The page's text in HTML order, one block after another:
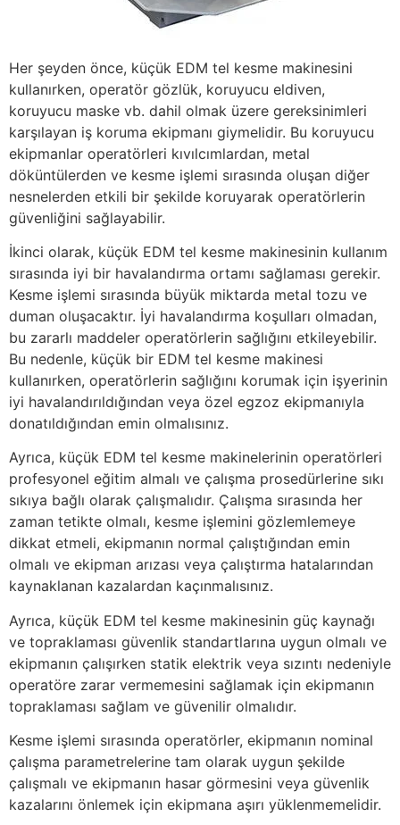
Her şeyden önce, küçük EDM tel kesme makinesini
kullanırken, operatör gözlük, koruyucu eldiven,
koruyucu maske vb. dahil olmak üzere gereksinimleri
karşılayan iş koruma ekipmanı giymelidir. Bu koruyucu
ekipmanlar operatörleri kıvılcımlardan, metal
döküntülerden ve kesme işlemi sırasında oluşan diğer
nesnelerden etkili bir şekilde koruyarak operatörlerin
güvenliğini sağlayabilir.
İkinci olarak, küçük EDM tel kesme makinesinin kullanım
sırasında iyi bir havalandırma ortamı sağlaması gerekir.
Kesme işlemi sırasında büyük miktarda metal tozu ve
duman oluşacaktır. İyi havalandırma koşulları olmadan,
bu zararlı maddeler operatörlerin sağlığını etkileyebilir.
Bu nedenle, küçük bir EDM tel kesme makinesi
kullanırken, operatörlerin sağlığını korumak için işyerinin
iyi havalandırıldığından veya özel egzoz ekipmanıyla
donatıldığından emin olmalısınız.
Ayrıca, küçük EDM tel kesme makinelerinin operatörleri
profesyonel eğitim almalı ve çalışma prosedürlerine sıkı
sıkıya bağlı olarak çalışmalıdır. Çalışma sırasında her
zaman tetikte olmalı, kesme işlemini gözlemlemeye
dikkat etmeli, ekipmanın normal çalıştığından emin
olmalı ve ekipman arızası veya çalıştırma hatalarından
kaynaklanan kazalardan kaçınmalısınız.
Ayrıca, küçük EDM tel kesme makinesinin güç kaynağı
ve topraklaması güvenlik standartlarına uygun olmalı ve
ekipmanın çalışırken statik elektrik veya sızıntı nedeniyle
operatöre zarar vermemesini sağlamak için ekipmanın
topraklaması sağlam ve güvenilir olmalıdır.
Kesme işlemi sırasında operatörler, ekipmanın nominal
çalışma parametrelerine tam olarak uygun şekilde
çalışmalı ve ekipmanın hasar görmesini veya güvenlik
kazalarını önlemek için ekipmana aşırı yüklenmemelidir.